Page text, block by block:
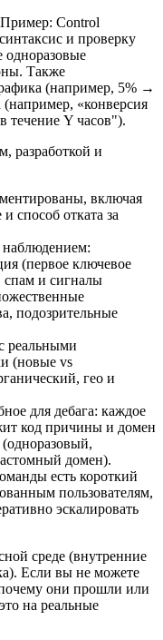
Control
и проверку
одноразовые
Также
(например, 5% →
«конверсия
течение Y часов").
разработкой и
включая
способ отката за
наблюдением:
(первое ключевое
спам и сигналы
подозрительные
реальными
(новые vs
гео и
для дебага: каждое
код причины и домен
(одноразовый,
домен).
есть короткий
пользователям,
эскалировать
среде (внутренние
Если вы не можете
они прошли или
на реальные